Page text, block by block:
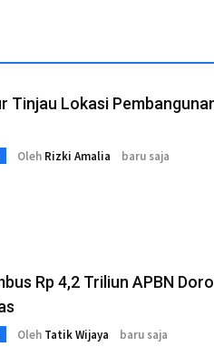
Tinjau Lokasi
Oleh Rizki Amalia baru saja
Rp 4,2 Triliun APBN
Oleh Tatik Wijaya baru saja